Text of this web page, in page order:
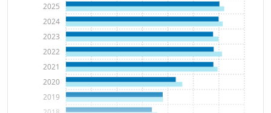
2019
2020
2021
2022
2023
2024
2025